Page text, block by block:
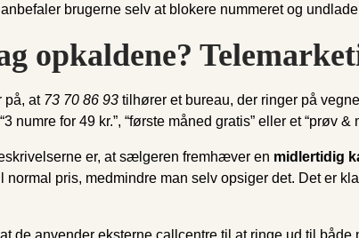
brugerne selv at blokere nummeret og
opkaldene?
på, at 73 70 86 93 tilhører et bureau, der ringer på
numre for 49 kr.”, “første måned gratis” eller et “prøv &
er, at sælgeren fremhæver en midlertidig
normal pris, medmindre man selv opsiger det. Det er
de anvender eksterne callcentre til at ringe ud til